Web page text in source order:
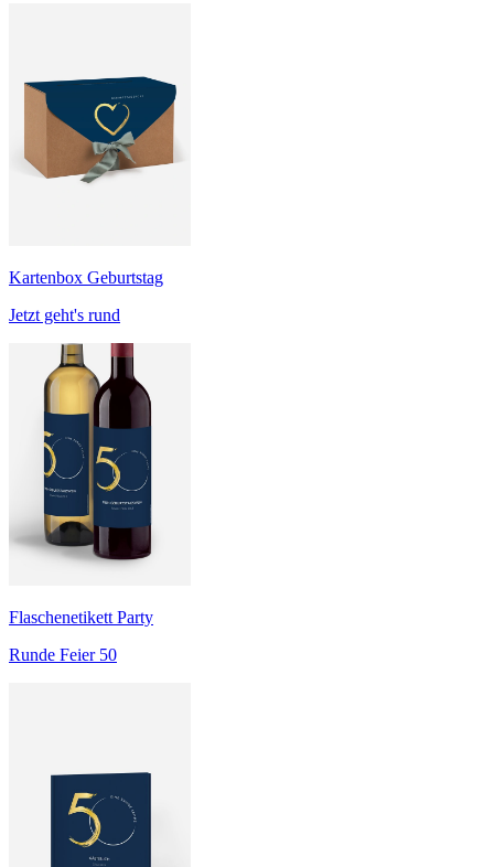
Kartenbox Geburtstag
Jetzt geht's rund
Flaschenetikett Party
Runde Feier 50